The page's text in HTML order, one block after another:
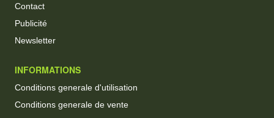
Contact
Publicité
Newsletter
INFORMATIONS
Conditions generale d'utilisation
Conditions generale de vente